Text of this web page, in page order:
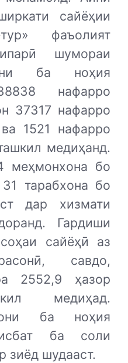
сайёҳии
фаъолият
шумораи
ба ноҳия
нафарро
37317 нафарро
1521 нафарро
медиҳанд.
меҳмонхона бо
тарабхона бо
дар хизмати
Гардиши
сайёҳӣ аз
савдо,
2552,9 ҳазор
медиҳад.
ба ноҳия
ба соли
зиёд шудааст.